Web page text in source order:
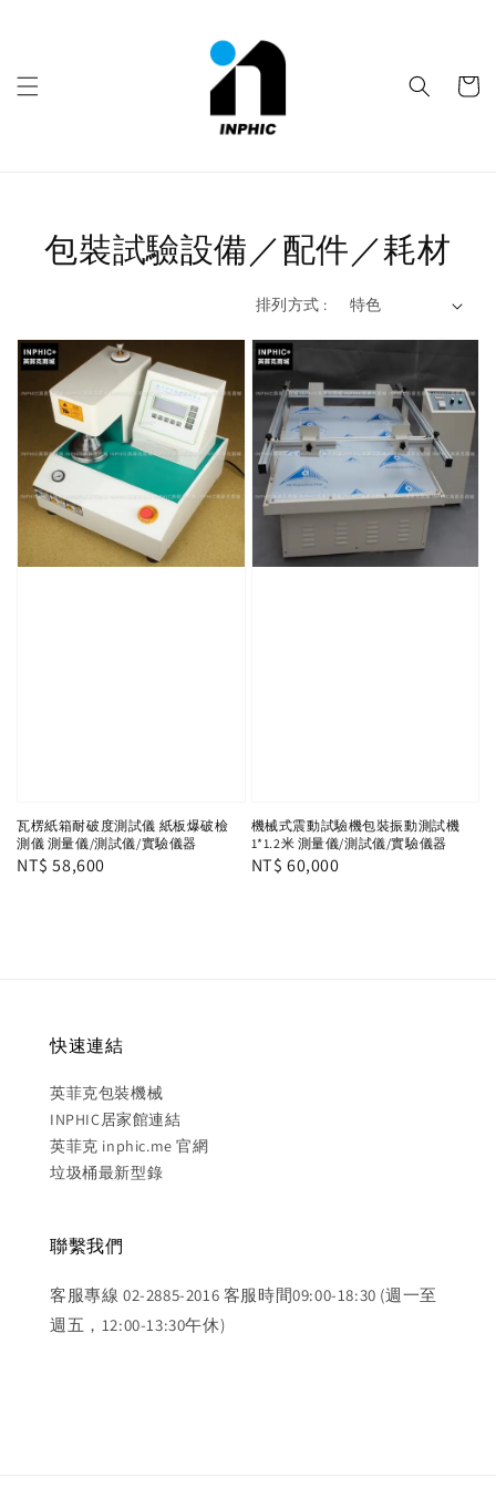
包裝試驗設備／配件／耗材
排列方式 :
瓦楞紙箱耐破度測試儀 紙板爆破檢
測儀 測量儀/測試儀/實驗儀器
Regular
NT$ 58,600
機械式震動試驗機包裝振動測試機
1*1.2米 測量儀/測試儀/實驗儀器
Regular
NT$ 60,000
快速連結
英菲克包裝機械
INPHIC居家館連結
英菲克 inphic.me 官網
垃圾桶最新型錄
聯繫我們
客服專線 02-2885-2016 客服時間09:00-18:30 (週一至
週五，12:00-13:30午休)